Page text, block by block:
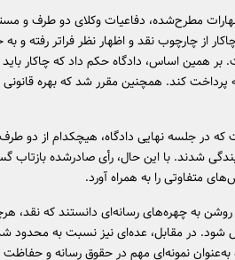
مطرح‌شده، دفاعیات وکلای دو طرف و
از چارچوب نقد و اظهار نظر فراتر رفته و به
کند. همچنین مقرر شد که بهره قانونی
که در جلسه نهایی دادگاه، هیچکدام از دو
شدند. با این حال، رأی صادرشده بازتاب
متفاوتی را به همراه آورد.
به چهره‌های رسانه‌ای دانستند که نقد،
در مقابل، عده‌ای نیز نسبت به محدود شدن
به‌عنوان نمونه‌ای مهم در حقوق رسانه و